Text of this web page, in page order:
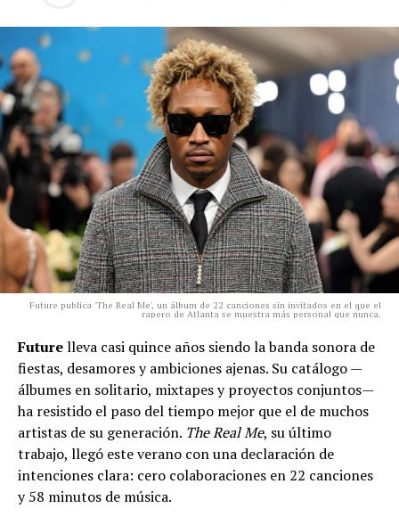
Future publica 'The Real Me', un álbum de 22 canciones sin invitados en el que el
rapero de Atlanta se muestra más personal que nunca.
Futurelleva casi quince años siendo la banda sonora de
fiestas, desamores y ambiciones ajenas. Su catálogo —
álbumes en solitario, mixtapes y proyectos conjuntos—
ha resistido el paso del tiempo mejor que el de muchos
artistas de su generación. The Real Me, su último
trabajo, llegó este verano con una declaración de
intenciones clara: cero colaboraciones en 22 canciones
y 58 minutos de música.